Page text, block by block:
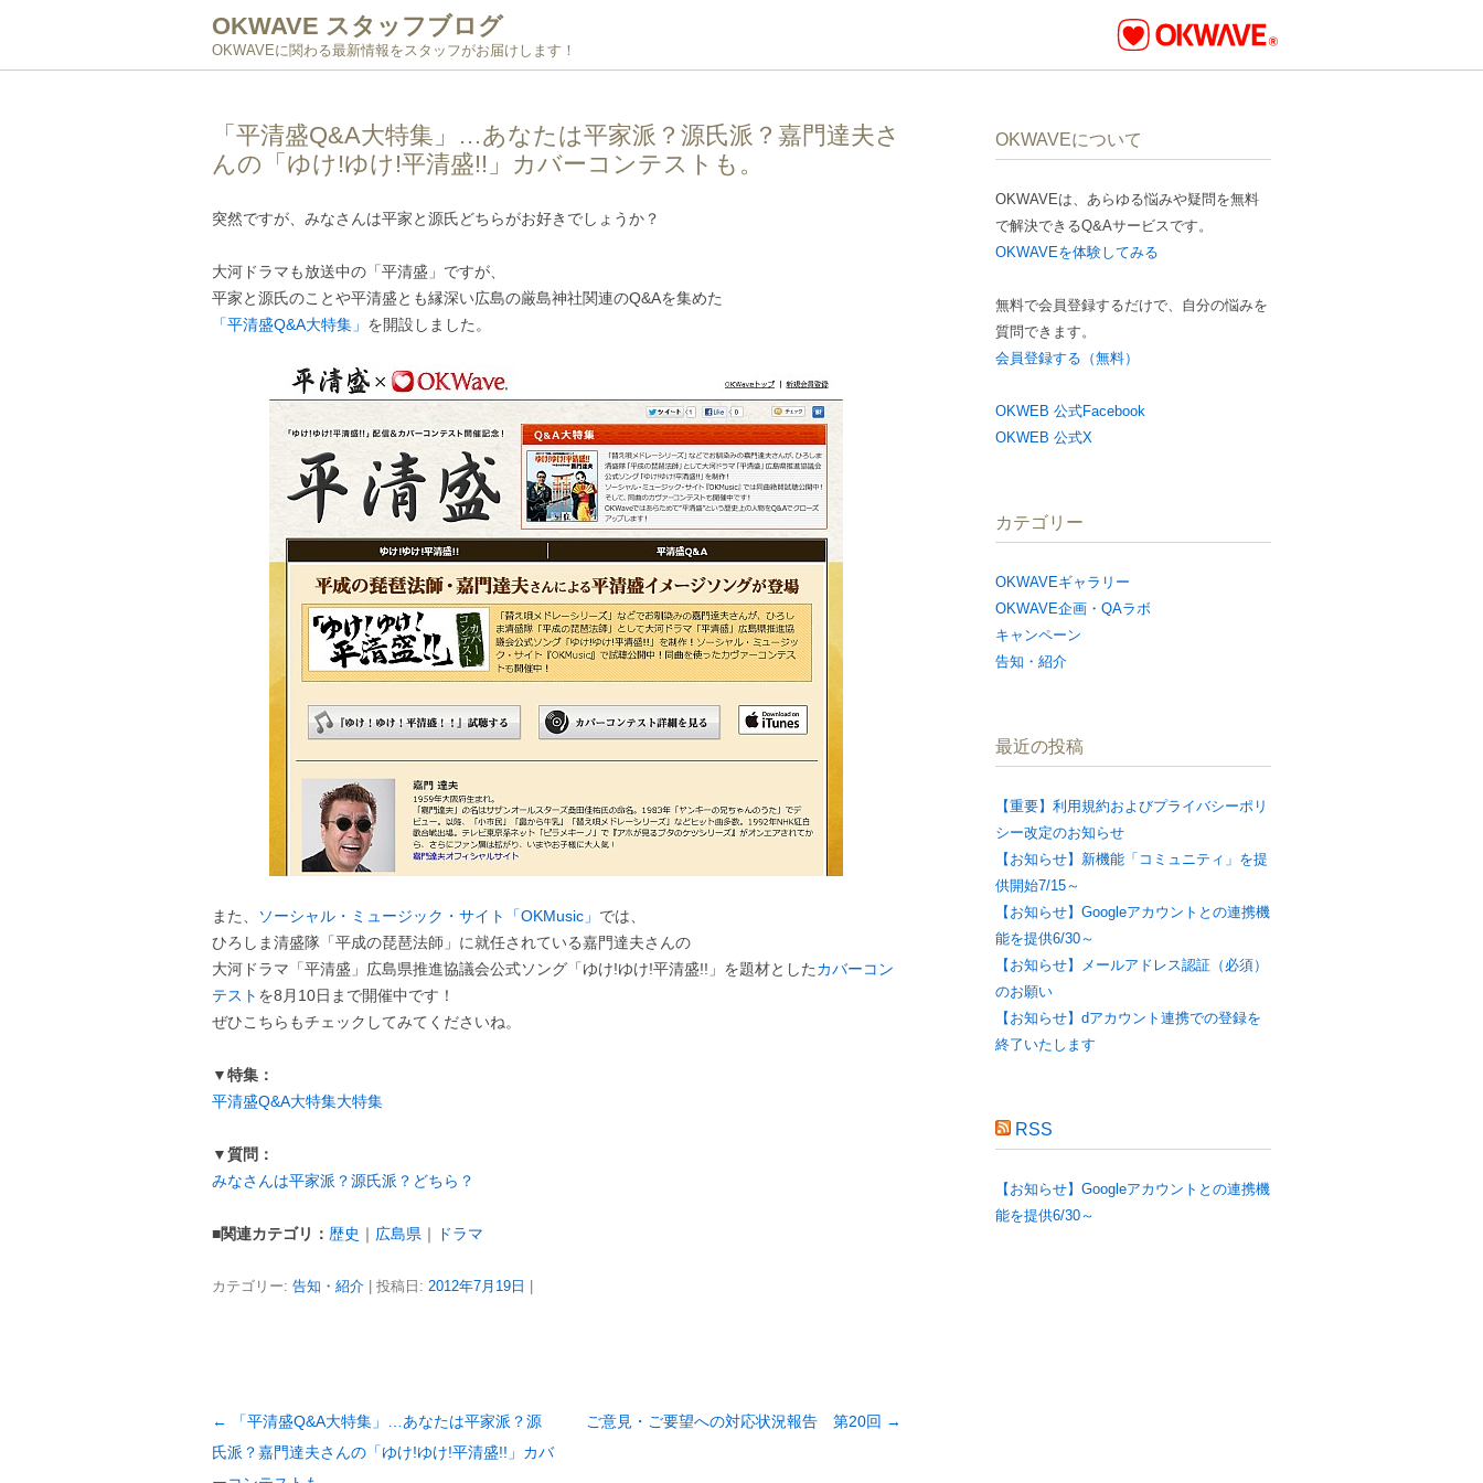
OKWAVE スタッフブログ
OKWAVEに関わる最新情報をスタッフがお届けします！
「平清盛Q&A大特集」…あなたは平家派？源氏派？嘉門達夫さ
んの「ゆけ!ゆけ!平清盛!!」カバーコンテストも。
突然ですが、みなさんは平家と源氏どちらがお好きでしょうか？
大河ドラマも放送中の「平清盛」ですが、
平家と源氏のことや平清盛とも縁深い広島の厳島神社関連のQ&Aを集めた
「平清盛Q&A大特集」 を開設しました。
また、 ソーシャル・ミュージック・サイト「OKMusic」 では、
ひろしま清盛隊「平成の琵琶法師」に就任されている嘉門達夫さんの
大河ドラマ「平清盛」広島県推進協議会公式ソング「ゆけ!ゆけ!平清盛!!」を題材としたカバーコン
テスト を8月10日まで開催中です！
ぜひこちらもチェックしてみてくださいね。
▼特集：
平清盛Q&A大特集大特集
▼質問：
みなさんは平家派？源氏派？どちら？
■関連カテゴリ： 歴史 ｜ 広島県 ｜ ドラマ
カテゴリー: 告知・紹介 | 投稿日: 2012年7月19日
投
稿
←
「平清盛Q&A大特集」…あなたは平家派？源
氏派？嘉門達夫さんの「ゆけ!ゆけ!平清盛!!」カバ
ご意見・ご要望への対応状況報告 第20回 →
OKWAVEについて
OKWAVEは、あらゆる悩みや疑問を無料
で解決できるQ&Aサービスです。
OKWAVEを体験してみる
無料で会員登録するだけで、自分の悩みを
質問できます。
会員登録する（無料）
OKWEB 公式Facebook
OKWEB 公式X
カテゴリー
OKWAVEギャラリー
OKWAVE企画・QAラボ
キャンペーン
告知・紹介
最近の投稿
【重要】利用規約およびプライバシーポリ
シー改定のお知らせ
【お知らせ】新機能「コミュニティ」を提
供開始7/15～
【お知らせ】Googleアカウントとの連携機
能を提供6/30～
【お知らせ】メールアドレス認証（必須）
のお願い
【お知らせ】dアカウント連携での登録を
終了いたします
RSS
【お知らせ】Googleアカウントとの連携機
能を提供6/30～